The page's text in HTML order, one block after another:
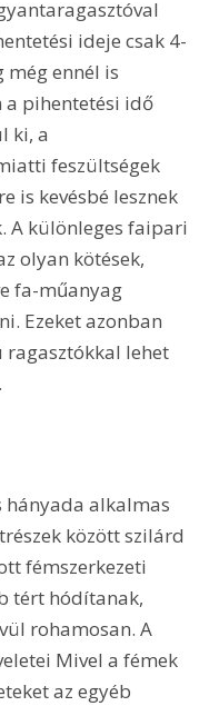
ideje csak 4-
még ennél is
a pihentetési idő
ki, a
feszültségek
is kevésbé lesznek
A különleges faipari
olyan kötések,
fa-műanyag
Ezeket azonban
lehet
hányada alkalmas
között szilárd
fémszerkezeti
tért hódítanak,
rohamosan. A
Mivel a fémek
az egyéb